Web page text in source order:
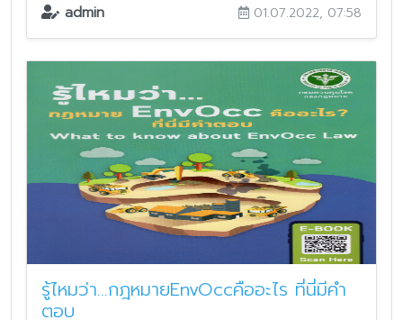
admin 01.07.2022, 07:58
รู้ไหมว่า...กฎหมายEnvOccคืออะไร ที่นี่มีคำ
ตอบ